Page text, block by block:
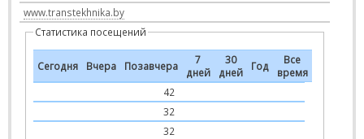
www.transtekhnika.by
Статистика посещений
Сегодня Вчера Позавчера
7
дней
30
дней
Год
Все
время
42
32
32